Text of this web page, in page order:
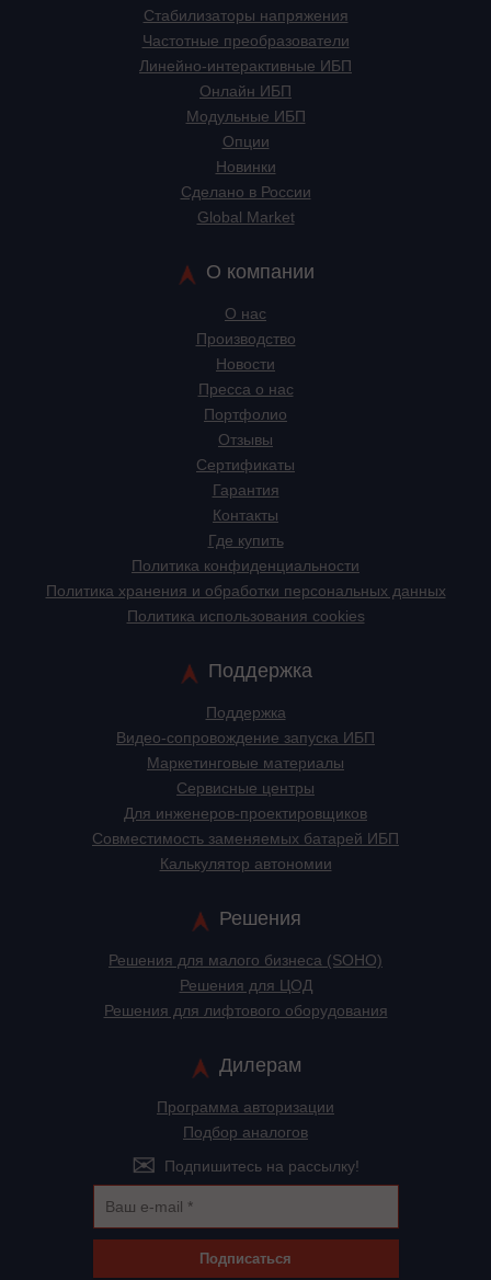
Стабилизаторы напряжения
Частотные преобразователи
Линейно-интерактивные ИБП
Онлайн ИБП
Модульные ИБП
Опции
Новинки
Сделано в России
Global Market
О компании
О нас
Производство
Новости
Пресса о нас
Портфолио
Отзывы
Сертификаты
Гарантия
Контакты
Где купить
Политика конфиденциальности
Политика хранения и обработки персональных данных
Политика использования cookies
Поддержка
Поддержка
Видео-сопровождение запуска ИБП
Маркетинговые материалы
Сервисные центры
Для инженеров-проектировщиков
Cовместимость заменяемых батарей ИБП
Калькулятор автономии
Решения
Решения для малого бизнеса (SOHO)
Решения для ЦОД
Решения для лифтового оборудования
Дилерам
Программа авторизации
Подбор аналогов
Подпишитесь на рассылку!
Подписаться